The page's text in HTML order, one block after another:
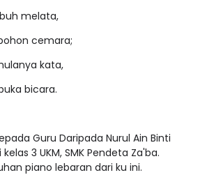
melata,
cemara;
kata,
bicara.
Guru Daripada Nurul Ain Binti
3 UKM, SMK Pendeta Za'ba.
piano lebaran dari ku ini.